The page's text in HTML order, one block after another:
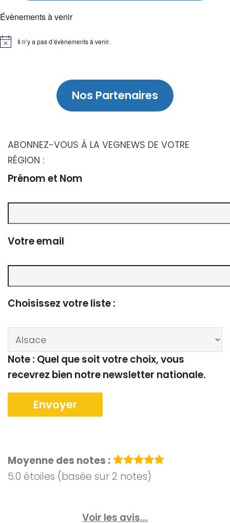
Évènements à venir
Notice Il n’y a pas d’évènements à venir.
Nos Partenaires
ABONNEZ-VOUS À LA VEGNEWS DE VOTRE
RÉGION :
Prénom et Nom
Votre email
Choisissez votre liste :
Note : Quel que soit votre choix, vous
recevrez bien notre newsletter nationale.
Moyenne des notes :
5.0 étoiles (basée sur 2 notes)
Voir les avis...